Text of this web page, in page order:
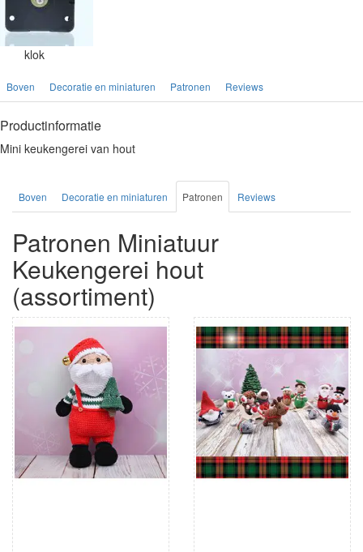
klok
Boven Decoratie en miniaturen Patronen Reviews
Productinformatie
Mini keukengerei van hout
Boven Decoratie en miniaturen Patronen Reviews
Patronen Miniatuur
Keukengerei hout
(assortiment)